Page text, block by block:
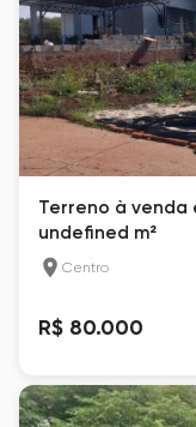
Terreno à venda
undefined m²
Centro
R$ 80.000